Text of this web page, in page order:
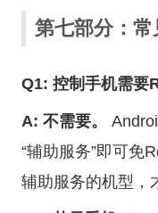
第七部分：
Q1: 控制手机需要
A: 不需要。
“辅助服务”即可免
辅助服务的机型，